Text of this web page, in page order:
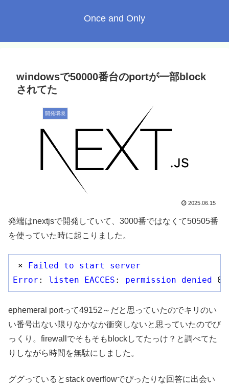
Once and Only
windowsで50000番台のportが一部block
されてた
開発環境
2025.06.15
発端はnextjsで開発していて、3000番ではなくて50505番
を使っていた時に起こりました。
⨯ Failed to start
server
Error : listen EACCES : permission denied 0
ephemeral portって49152～だと思っていたのでキリのい
い番号出ない限りなかなか衝突しないと思っていたのでび
っくり。firewallでそもそもblockしてたっけ？と調べてた
りしながら時間を無駄にしました。
ググっているとstack overflowでぴったりな回答に出会い